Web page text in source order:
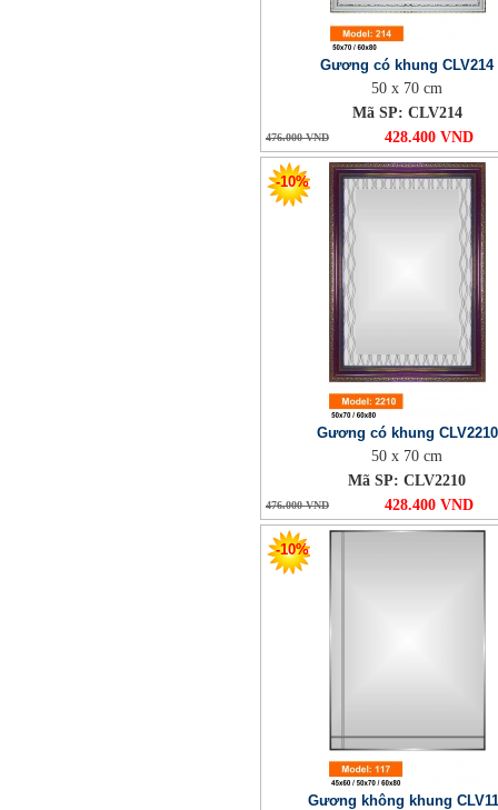
Gương có khung CLV214
50 x 70 cm
Mã SP: CLV214
476.000 VND 428.400 VND
-10%
Gương có khung CLV2210
50 x 70 cm
Mã SP: CLV2210
476.000 VND 428.400 VND
-10%
Gương không khung